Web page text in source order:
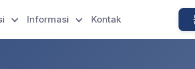
Informasi Kontak